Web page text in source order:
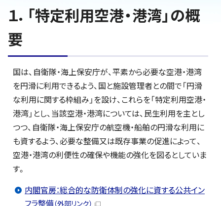
１．「特定利用空港・港湾」の概
要
国は、自衛隊・海上保安庁が、平素から必要な空港・港湾
を円滑に利用できるよう、国と施設管理者との間で「円滑
な利用に関する枠組み」を設け、これらを「特定利用空港・
港湾」とし、当該空港・港湾については、民生利用を主とし
つつ、自衛隊・海上保安庁の航空機・船舶の円滑な利用に
も資するよう、必要な整備又は既存事業の促進によって、
空港・港湾の利便性の確保や機能の強化を図るとしていま
す。
内閣官房：総合的な防衛体制の強化に資する公共イン
フラ整備（外部リンク）